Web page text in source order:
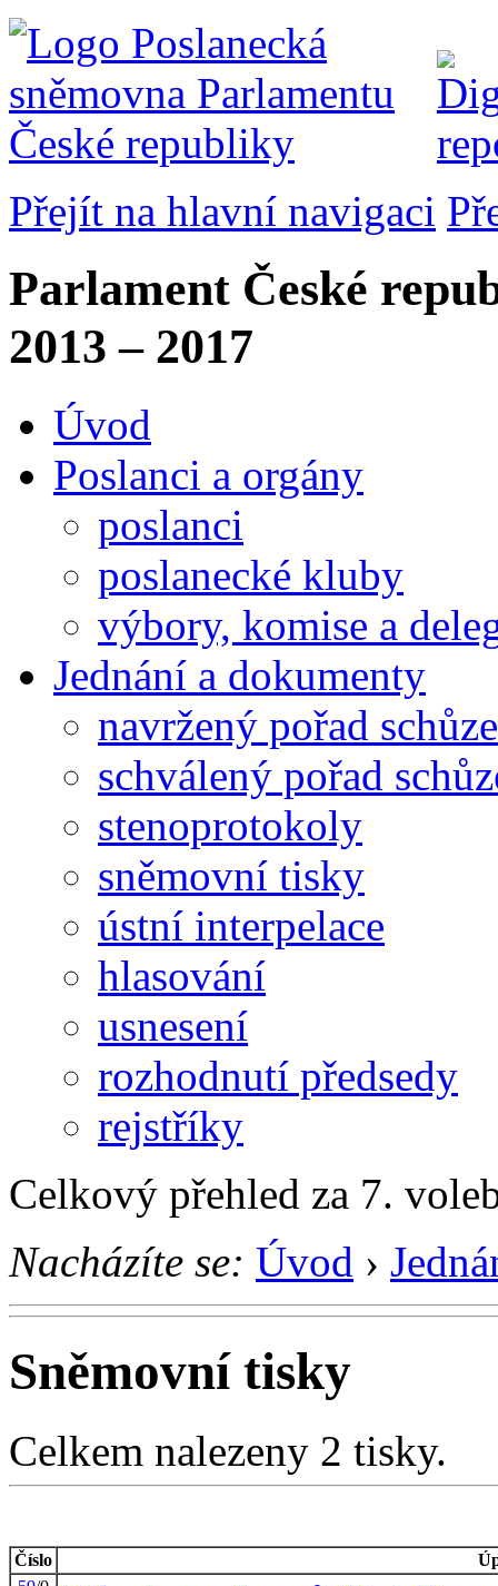
Přejít na hlavní navigaci
Parlament České
2013 – 2017
Úvod
Poslanci a orgány
poslanci
poslanecké kluby
výbory, komise a
Jednání a dokumenty
navržený pořad schůze
schválený pořad
stenoprotokoly
sněmovní tisky
ústní interpelace
hlasování
usnesení
rozhodnutí předsedy
rejstříky
Celkový přehled za 7.
Nacházíte se: Úvod ›
Sněmovní tisky
Celkem nalezeny 2 tisky.
Číslo